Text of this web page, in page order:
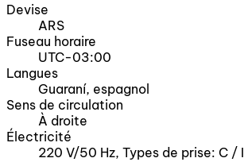
Devise
ARS
Fuseau horaire
UTC-03:00
Langues
Guaraní, espagnol
Sens de circulation
À droite
Électricité
220 V/50 Hz, Types de prise: C / I